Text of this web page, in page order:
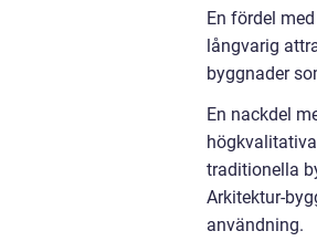
En fördel
långvarig
byggnader
En nackdel
traditionella
Arkitektur-
användning.